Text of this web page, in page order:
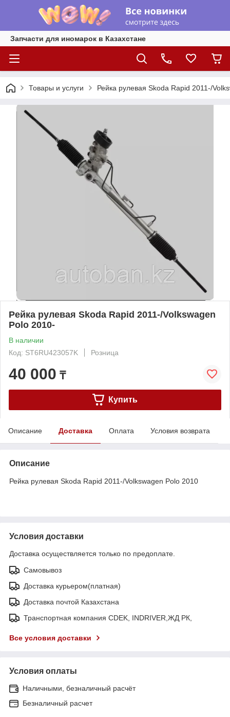
Запчасти для иномарок в Казахстане
Товары и услуги Рейка рулевая Skoda Rapid 2011-/
Рейка рулевая Skoda Rapid 2011-/Volkswagen
Polo 2010-
В наличии
Код: ST6RU423057K
Розница
40 000 ₸
Купить
Описание Доставка Оплата Условия возврата
Описание
Рейка рулевая Skoda Rapid 2011-/Volkswagen Polo 2010
Условия доставки
Доставка осуществляется только по предоплате.
Самовывоз
Доставка курьером(платная)
Доставка почтой Казахстана
Транспортная компания CDEK, INDRIVER,ЖД РК,
Все условия доставки
Условия оплаты
Наличными, безналичный расчёт
Безналичный расчет